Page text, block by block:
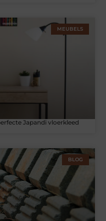
MEUBELS
Japandi vloerkleed
BLOG